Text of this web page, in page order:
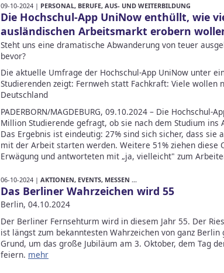
09-10-2024 | PERSONAL, BERUFE, AUS- UND WEITERBILDUNG
Die Hochschul-App UniNow enthüllt, wie
ausländischen Arbeitsmarkt erobern
Steht uns eine dramatische Abwanderung von teuer
bevor?
Die aktuelle Umfrage der Hochschul-App UniNow unter
Studierenden zeigt: Fernweh statt Fachkraft: Viele wollen
Deutschland
PADERBORN/MAGDEBURG, 09.10.2024 – Die Hochschul-
Million Studierende gefragt, ob sie nach dem Studium ins
Das Ergebnis ist eindeutig: 27% sind sich sicher, dass sie
mit der Arbeit starten werden. Weitere 51% ziehen diese
Erwägung und antworteten mit „ja, vielleicht" zum
06-10-2024 | AKTIONEN, EVENTS, MESSEN ...
Das Berliner Wahrzeichen wird 55
Berlin, 04.10.2024
Der Berliner Fernsehturm wird in diesem Jahr 55. Der
ist längst zum bekanntesten Wahrzeichen von ganz
Grund, um das große Jubiläum am 3. Oktober, dem Tag
feiern. mehr